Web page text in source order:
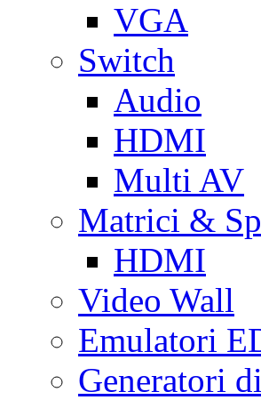
VGA
Switch
Audio
HDMI
Multi AV
Matrici &
HDMI
Video Wall
Emulatori
Generatori